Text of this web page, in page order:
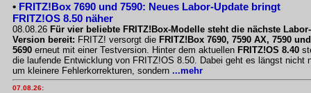
• FRITZ!Box 7690 und 7590: Neues Labor-Update bringt
FRITZ!OS 8.50 näher
08.08.26 Für vier beliebte FRITZ!Box-Modelle steht die nächste Labor-
Version bereit: FRITZ! versorgt die FRITZ!Box 7690, 7590 AX, 7590 und
5690 erneut mit einer Testversion. Hinter dem aktuellen FRITZ!OS 8.40
die laufende Entwicklung von FRITZ!OS 8.50. Dabei geht es längst nicht
um kleinere Fehlerkorrekturen, sondern ...mehr
07.08.26: